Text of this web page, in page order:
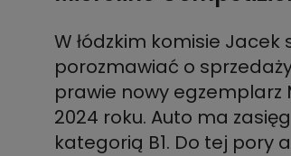
W łódzkim komisie Jacek
porozmawiać o
prawie nowy egzemplarz
2024 roku. Auto ma
kategorią B1. Do tej pory